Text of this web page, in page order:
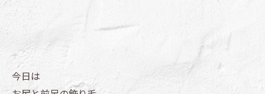
今日は